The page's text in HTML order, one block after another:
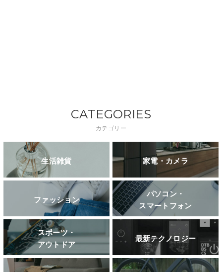
CATEGORIES
カテゴリー
生活雑貨 家電・カメラ
ファッション
パソコン・
スマートフォン
スポーツ・
アウトドア
最新テクノロジー